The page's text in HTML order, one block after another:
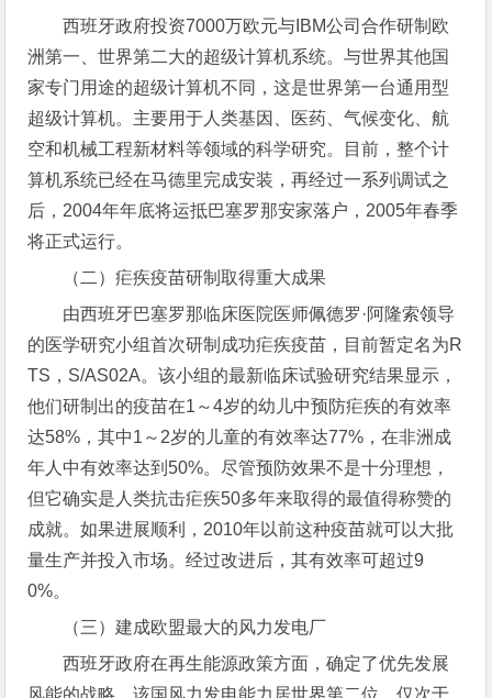
西班牙政府投资7000万欧元与IBM公司合作研制欧
洲第一、世界第二大的超级计算机系统。与世界其他国
家专门用途的超级计算机不同，这是世界第一台通用型
超级计算机。主要用于人类基因、医药、气候变化、航
空和机械工程新材料等领域的科学研究。目前，整个计
算机系统已经在马德里完成安装，再经过一系列调试之
后，2004年年底将运抵巴塞罗那安家落户，2005年春季
将正式运行。
（二）疟疾疫苗研制取得重大成果
由西班牙巴塞罗那临床医院医师佩德罗·阿隆索领导
的医学研究小组首次研制成功疟疾疫苗，目前暂定名为R
TS，S/AS02A。该小组的最新临床试验研究结果显示，
他们研制出的疫苗在1～4岁的幼儿中预防疟疾的有效率
达58%，其中1～2岁的儿童的有效率达77%，在非洲成
年人中有效率达到50%。尽管预防效果不是十分理想，
但它确实是人类抗击疟疾50多年来取得的最值得称赞的
成就。如果进展顺利，2010年以前这种疫苗就可以大批
量生产并投入市场。经过改进后，其有效率可超过9
0%。
（三）建成欧盟最大的风力发电厂
西班牙政府在再生能源政策方面，确定了优先发展
风能的战略。该国风力发电能力居世界第二位，仅次于